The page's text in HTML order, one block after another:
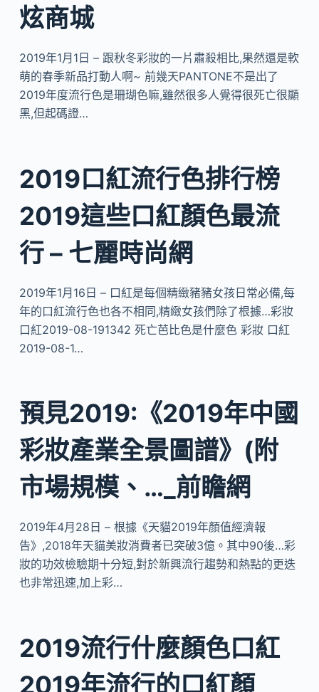
炫商城
2019年1月1日 – 跟秋冬彩妝的一片肅殺相比,果然還是軟
萌的春季新品打動人啊~ 前幾天PANTONE不是出了
2019年度流行色是珊瑚色嘛,雖然很多人覺得很死亡很顯
黑,但起碼證…
2019口紅流行色排行榜
2019這些口紅顏色最流
行 – 七麗時尚網
2019年1月16日 – 口紅是每個精緻豬豬女孩日常必備,每
年的口紅流行色也各不相同,精緻女孩們除了根據…彩妝
口紅2019-08-191342 死亡芭比色是什麼色 彩妝 口紅
2019-08-1…
預見2019:《2019年中國
彩妝產業全景圖譜》(附
市場規模、…_前瞻網
2019年4月28日 – 根據《天貓2019年顏值經濟報
告》,2018年天貓美妝消費者已突破3億。其中90後…彩
妝的功效檢驗期十分短,對於新興流行趨勢和熱點的更迭
也非常迅速,加上彩…
2019流行什麼顏色口紅
2019年流行的口紅顏